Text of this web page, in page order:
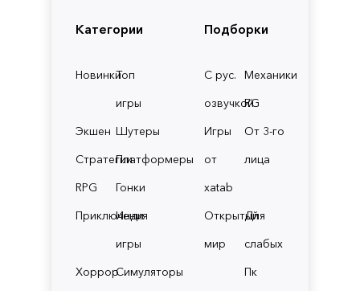
Категории
НовинкиТоп
игры
Экшен Шутеры
СтратегииПлатформеры
RPG
Гонки
Приключения
Инди
игры
ХоррорСимуляторы
Подборки
С рус.
озвучкой
Механики
RG
Игры
от
xatab
От 3-го
лица
Открытый
мир
Для
слабых
Пк